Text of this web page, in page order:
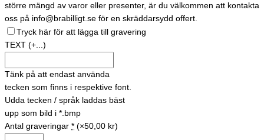
större mängd av varor eller presenter, är du välkommen att kontakta
oss på info@brabilligt.se för en skräddarsydd offert.
Tryck här för att lägga till gravering
TEXT (+...)
Tänk på att endast använda
tecken som finns i respektive font.
Udda tecken / språk laddas bäst
upp som bild i *.bmp
Antal graveringar * (×50,00 kr)